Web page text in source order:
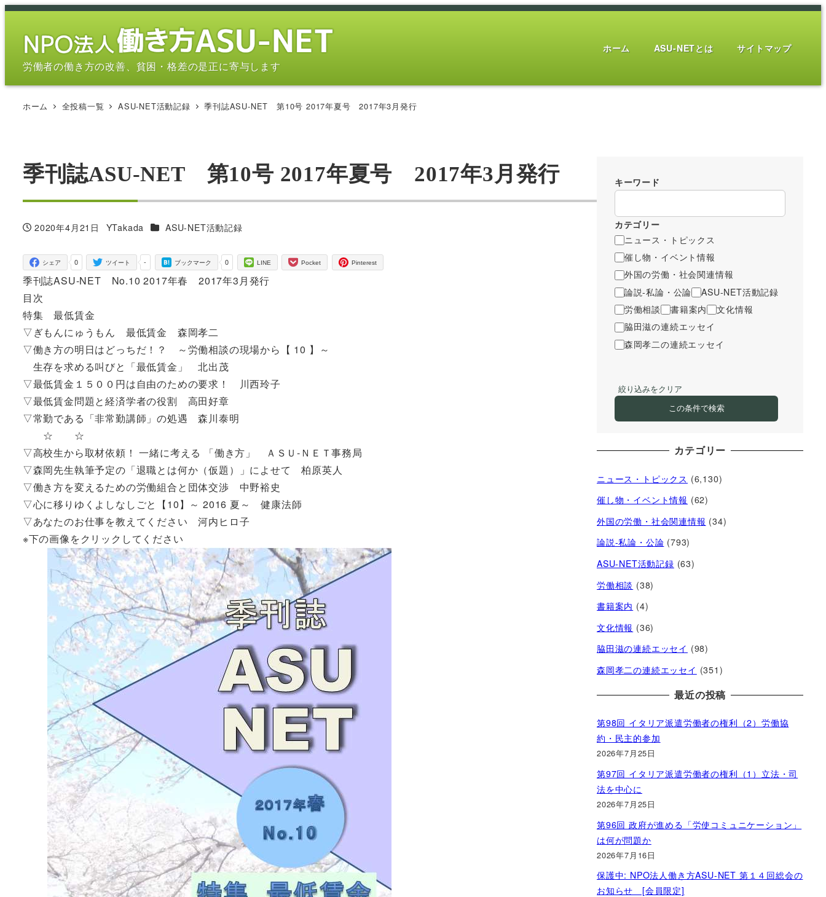
メ
労働者の働き方の改善、貧困・格差の是正に寄与します
ホーム ASU-NETとは サイトマップ
ホーム 全投稿一覧 ASU-NET活動記録 季刊誌ASU-NET 第10号 2017年夏号 2017年3月発行
季刊誌ASU-NET 第10号 2017年夏号 2017年3月発行
投稿日
2020年4月21日
著
YTakada カテゴリー
ASU-NET活動記録
0
シェア -
ツイート 0
ブックマーク LINE Pocket Pinterest
季刊誌ASU-NET No.10 2017年春 2017年3月発行
目次
特集 最低賃金
▽ぎもんにゅうもん 最低賃金 森岡孝二
▽働き方の明日はどっちだ！？ ～労働相談の現場から【 10 】～
生存を求める叫びと「最低賃金」 北出茂
▽最低賃金１５００円は自由のための要求！ 川西玲子
▽最低賃金問題と経済学者の役割 高田好章
▽常勤である「非常勤講師」の処遇 森川泰明
☆ ☆
▽高校生から取材依頼！ 一緒に考える 「働き方」 ＡＳＵ‐ＮＥＴ事務局
▽森岡先生執筆予定の「退職とは何か（仮題）」によせて 柏原英人
▽働き方を変えるための労働組合と団体交渉 中野裕史
▽心に移りゆくよしなしごと【10】～ 2016 夏～ 健康法師
▽あなたのお仕事を教えてください 河内ヒロ子
※下の画像をクリックしてください
キーワード
カテゴリー
ニュース・トピックス
催し物・イベント情報
外国の労働・社会関連情報
論説-私論・公論
ASU-NET活動記録
労働相談
書籍案内
文化情報
脇田滋の連続エッセイ
森岡孝二の連続エッセイ
絞り込みをクリア
この条件で検索
カテゴリー
ニュース・トピックス (6,130)
催し物・イベント情報 (62)
外国の労働・社会関連情報 (34)
論説-私論・公論 (793)
ASU-NET活動記録 (63)
労働相談 (38)
書籍案内 (4)
文化情報 (36)
脇田滋の連続エッセイ (98)
森岡孝二の連続エッセイ (351)
最近の投稿
第98回 イタリア派遣労働者の権利（2）労働協
約・民主的参加
2026年7月25日
第97回 イタリア派遣労働者の権利（1）立法・司
法を中心に
2026年7月25日
第96回 政府が進める「労使コミュニケーション」
は何が問題か
2026年7月16日
保護中: NPO法人働き方ASU-NET 第１４回総会の
お知らせ [会員限定]